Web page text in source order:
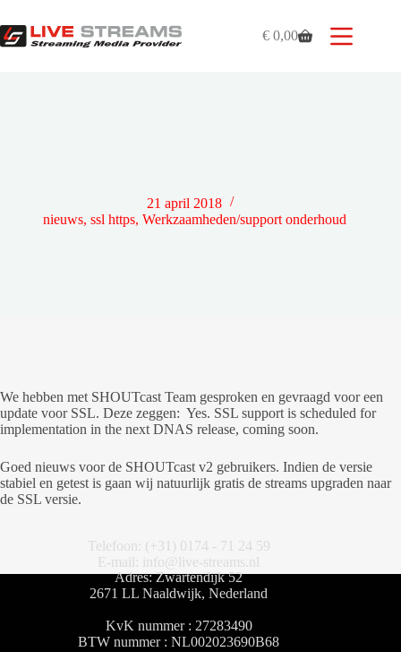
naar
de
Winkelwagen
€ 0,00
21 april 2018
nieuws, ssl https, Werkzaamheden/support onderhoud
We hebben met SHOUTcast Team gesproken en gevraagd voor een
update voor SSL. Deze zeggen: Yes. SSL support is scheduled for
implementation in the next DNAS release, coming soon.
Goed nieuws voor de SHOUTcast v2 gebruikers. Indien de versie
stabiel en getest is gaan wij natuurlijk gratis de streams upgraden naar
de SSL versie.
Telefoon: (+31) 0174 - 71 24 59
E-mail: info@live-streams.nl
Adres: Zwartendijk 52
2671 LL Naaldwijk, Nederland
KvK nummer : 27283490
BTW nummer : NL002023690B68